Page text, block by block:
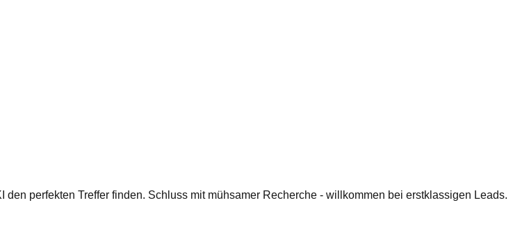
perfekten Treffer finden. Schluss mit mühsamer Recherche - willkommen bei erstklassigen Leads.